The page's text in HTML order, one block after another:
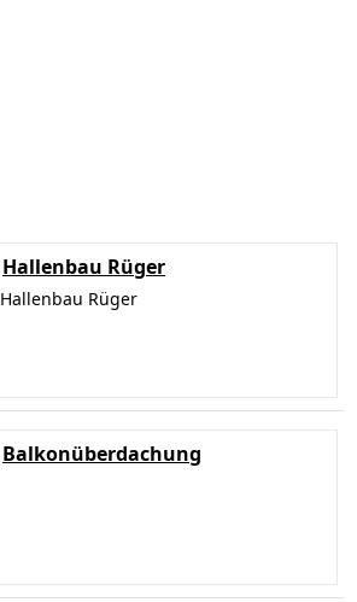
Hallenbau Rüger
Hallenbau Rüger
Balkonüberdachung